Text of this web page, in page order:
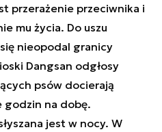
przerażenie przeciwnika i
mu życia. Do uszu
nieopodal granicy
Dangsan odgłosy
psów docierają
godzin na dobę.
jest w nocy. W